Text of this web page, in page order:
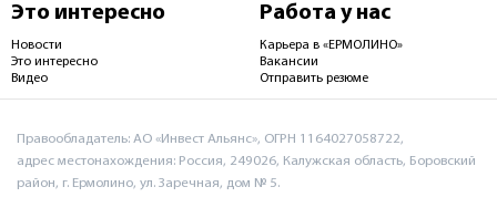
Это интересно
Новости
Это интересно
Видео
Работа у нас
Карьера в «ЕРМОЛИНО»
Вакансии
Отправить резюме
Правообладатель: АО «Инвест Альянс», ОГРН 1164027058722,
адрес местонахождения: Россия, 249026, Калужская область, Боровский
район, г. Ермолино, ул. Заречная, дом № 5.